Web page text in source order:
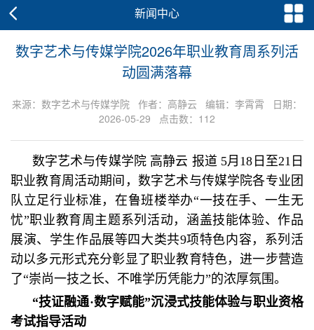
新闻中心
数字艺术与传媒学院2026年职业教育周系列活
动圆满落幕
来源：数字艺术与传媒学院 作者：高静云 编辑：李霄霄 日期：
2026-05-29 点击数： 112
数字艺术与传媒学院 高静云 报道 5月18日至21日
职业教育周活动期间，数字艺术与传媒学院各专业团
队立足行业标准，在鲁班楼举办“一技在手、一生无
忧”职业教育周主题系列活动，涵盖技能体验、作品
展演、学生作品展等四大类共9项特色内容，系列活
动以多元形式充分彰显了职业教育特色，进一步营造
了“崇尚一技之长、不唯学历凭能力”的浓厚氛围。
“技证融通·数字赋能”沉浸式技能体验与职业资格
考试指导活动